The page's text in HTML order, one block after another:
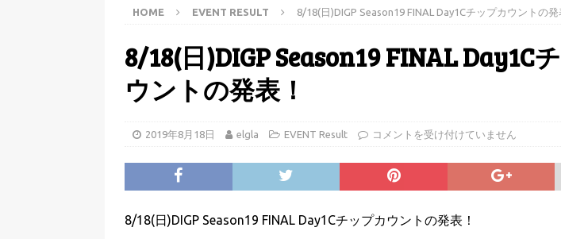
[ 2023年7月11日 ] 7月にスタンプカード2倍の方々はこちら おしらせ
[ 2023年6月2日 ] 6月にスタンプカード2倍の方々はこちら おしらせ
[ 2025年12月1日 ] おしらせ
HOME EVENT RESULT 8/18(日)DIGP Season19 FINAL Day1Cチップカウントの発
8/18(日)DIGP Season19 FINAL Day1C
ウントの発表！
2019年8月18日 elgla EVENT Result コメントを受け付けていません
8/18(日)DIGP Season19 FINAL Day1Cチップカウントの発表！